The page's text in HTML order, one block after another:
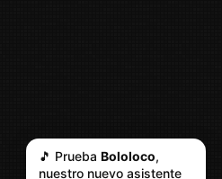
🎵 Prueba Bololoco,
nuestro nuevo asistente